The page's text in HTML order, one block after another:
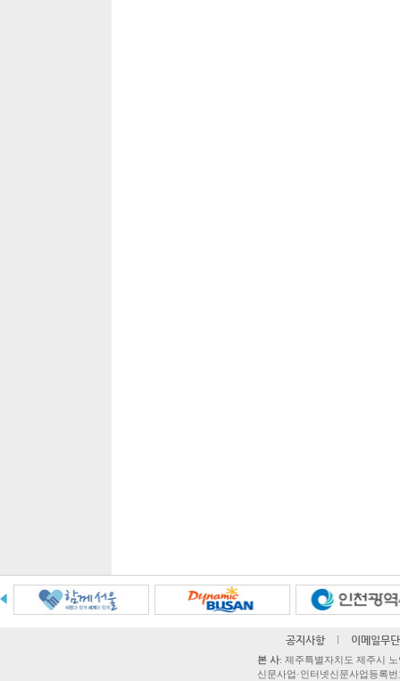
공지사항 l 이메일무
본 사: 제주특별자치도 제주시
신문사업·인터넷신문사업등록